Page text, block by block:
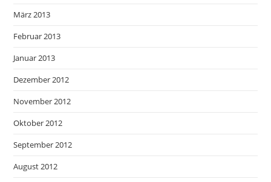
März 2013
Februar 2013
Januar 2013
Dezember 2012
November 2012
Oktober 2012
September 2012
August 2012